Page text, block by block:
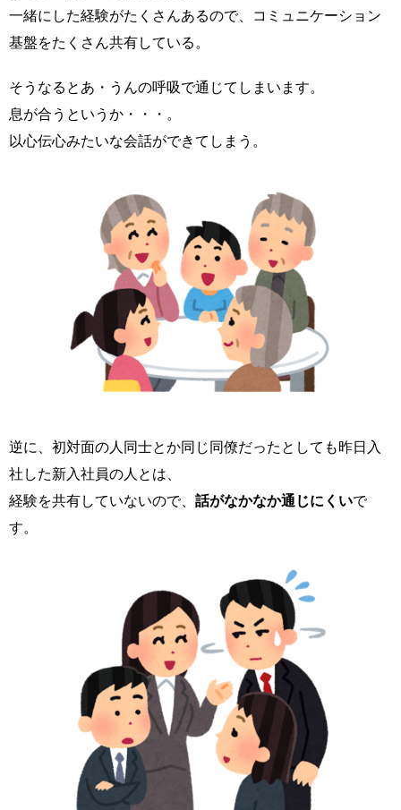
一緒にした経験がたくさんあるので、コミュニケーション
基盤をたくさん共有している。
そうなるとあ・うんの呼吸で通じてしまいます。
息が合うというか・・・。
以心伝心みたいな会話ができてしまう。
逆に、初対面の人同士とか同じ同僚だったとしても昨日入
社した新入社員の人とは、
経験を共有していないので、 話がなかなか通じにくいで
す。